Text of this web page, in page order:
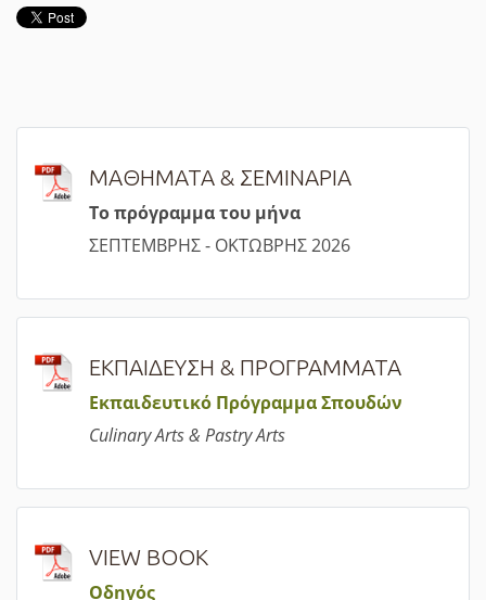
ΜΑΘΗΜΑΤΑ & ΣΕΜΙΝΑΡΙΑ
Το πρόγραμμα του μήνα
ΣΕΠΤΕΜΒΡΗΣ - ΟΚΤΩΒΡΗΣ 2026
ΕΚΠΑΙΔΕΥΣΗ & ΠΡΟΓΡΑΜΜΑΤΑ
Εκπαιδευτικό Πρόγραμμα Σπουδών
Culinary Arts & Pastry Arts
VIEW BOOK
Οδηγός